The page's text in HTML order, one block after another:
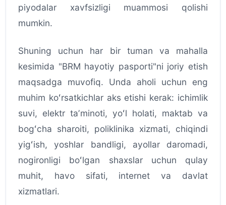
piyodalar xavfsizligi muammosi qolishi
mumkin.
Shuning uchun har bir tuman va mahalla
kesimida "BRM hayotiy pasporti"ni joriy etish
maqsadga muvofiq. Unda aholi uchun eng
muhim koʻrsatkichlar aks etishi kerak: ichimlik
suvi, elektr taʼminoti, yoʻl holati, maktab va
bogʻcha sharoiti, poliklinika xizmati, chiqindi
yigʻish, yoshlar bandligi, ayollar daromadi,
nogironligi boʻlgan shaxslar uchun qulay
muhit, havo sifati, internet va davlat
xizmatlari.